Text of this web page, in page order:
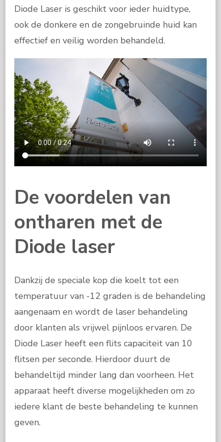
Diode Laser is geschikt voor ieder huidtype,
ook de donkere en de zongebruinde huid kan
effectief en veilig worden behandeld.
De voordelen van
ontharen met de
Diode laser
Dankzij de speciale kop die koelt tot een
temperatuur van -12 graden is de behandeling
aangenaam en wordt de laser behandeling
door klanten als vrijwel pijnloos ervaren. De
Diode Laser heeft een flits capaciteit van 10
flitsen per seconde. Hierdoor duurt de
behandeltijd minder lang dan voorheen. Het
apparaat heeft diverse mogelijkheden om zo
iedere klant de beste behandeling te kunnen
geven.